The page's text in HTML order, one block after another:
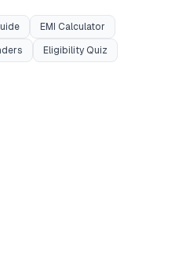
EMI Calculator
Eligibility Quiz